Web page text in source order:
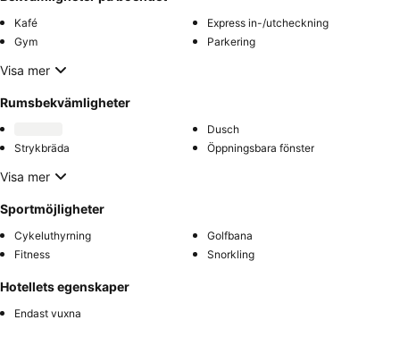
Kafé
Express in-/utcheckning
Gym
Parkering
Visa mer
Rumsbekvämligheter
Dusch
Strykbräda
Öppningsbara fönster
Visa mer
Sportmöjligheter
Cykeluthyrning
Golfbana
Fitness
Snorkling
Hotellets egenskaper
Endast vuxna